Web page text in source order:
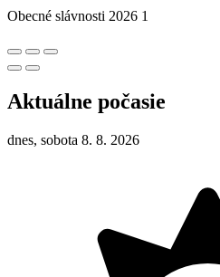
Obecné slávnosti 2026 1
Aktuálne počasie
dnes, sobota 8. 8. 2026